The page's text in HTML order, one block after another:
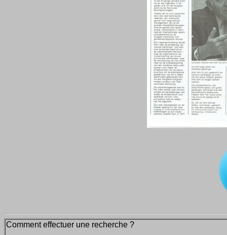
Comment effectuer une recherche ?